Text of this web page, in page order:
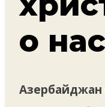
о
Азербайджан